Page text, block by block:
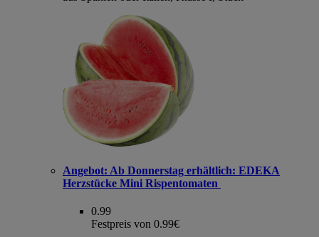
Angebot: Ab Donnerstag erhältlich: EDEKA
Herzstücke Mini Rispentomaten
0.99
Festpreis von 0.99€